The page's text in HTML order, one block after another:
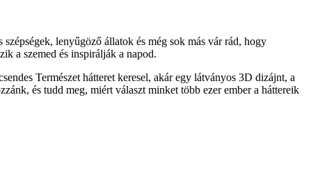
lenyűgöző állatok és még sok más vár rád, hogy
a szemed és inspirálják a napod.
Természet hátteret keresel, akár egy látványos 3D dizájnt, a
és tudd meg, miért választ minket több ezer ember a háttereik